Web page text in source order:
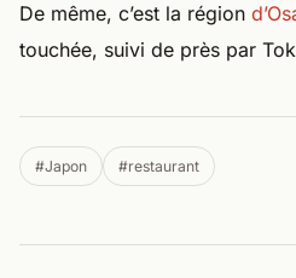
De même, c’est la région
touchée, suivi de près par
#Japon #restaurant